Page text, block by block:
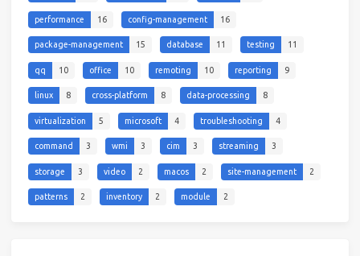
performance 16 config-management 16
package-management 15 database 11 testing 11
qq 10 office 10 remoting 10 reporting 9
linux 8 cross-platform 8 data-processing 8
virtualization 5 microsoft 4 troubleshooting 4
command 3 wmi 3 cim 3 streaming 3
storage 3 video 2 macos 2 site-management 2
patterns 2 inventory 2 module 2